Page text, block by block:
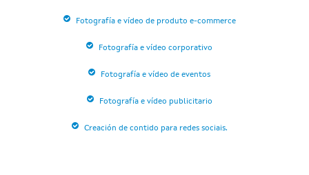
Fotografía e vídeo de produto e-commerce
Fotografía e vídeo corporativo
Fotografía e vídeo de eventos
Fotografía e vídeo publicitario
Creación de contido para redes sociais.